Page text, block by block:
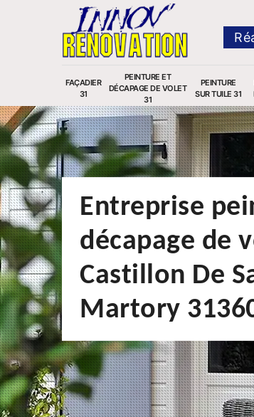
FAÇADIER
31
PEINTURE ET
DÉCAPAGE DE VOLET
31
PEINTURE
SUR TUILE 31
Entreprise
décapage de
Castillon De
Martory